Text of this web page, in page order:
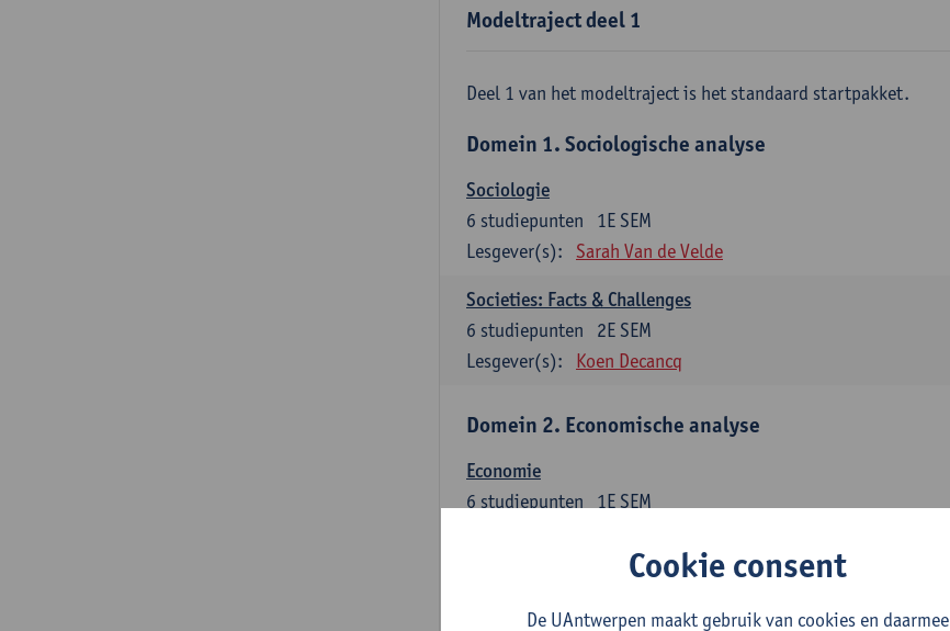
Modeltraject deel 1
Deel 1 van het modeltraject is het standaard startpakket.
Domein 1. Sociologische analyse
Sociologie
1E SEM
6 studiepunten
Lesgever(s):
Sarah Van de Velde
Societies: Facts & Challenges
2E SEM
6 studiepunten
Lesgever(s):
Koen Decancq
Domein 2. Economische analyse
Economie
1E SEM
6 studiepunten
Cookie consent
De UAntwerpen maakt gebruik van cookies en daarmee